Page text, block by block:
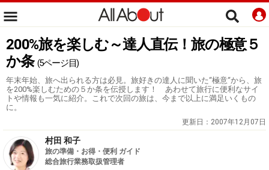
200%旅を楽しむ～達人直伝！旅の極意５
か条 (5ページ目)
年末年始、旅へ出られる方は必見。旅好きの達人に聞いた“極意“から、旅
を200%楽しむための５か条を伝授します！ あわせて旅行に便利なサイ
トや情報も一気に紹介。これで次回の旅は、今まで以上に満足いくもの
に。
更新日： 2007年12月07日
村田 和子
旅の準備・お得・便利 ガイド
総合旅行業務取扱管理者